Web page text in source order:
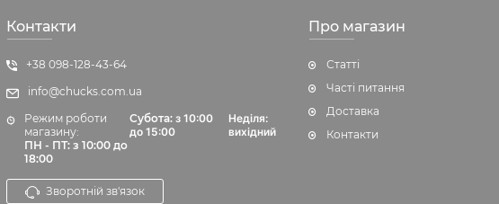
Контакти
+38 098-128-43-64
info@chucks.com.ua
Режим роботи
магазину:
ПН - ПТ: з 10:00 до
18:00
Субота:з 10:00
до 15:00
Неділя:
вихідний
Зворотній зв'язок
Про магазин
Статті
Часті питання
Доставка
Контакти